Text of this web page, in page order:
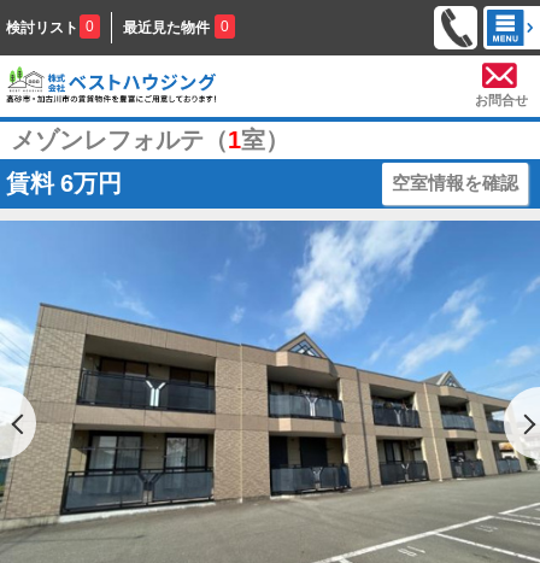
検討リスト 0 最近見た物件 0
お問合せ
メゾンレフォルテ（1室）
賃料 6万円 空室情報を確認